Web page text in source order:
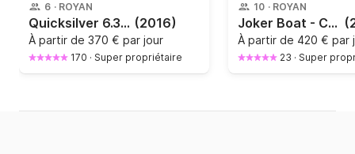
6 · ROYAN
Quicksilver 6.30 commander 150 ch HONDA (2016)
À partir de 370 € par jour
170 · Super propriétaire
10 · ROYAN
Joker Boat - Clubman 22'
À partir de 420 € par
23 · Super